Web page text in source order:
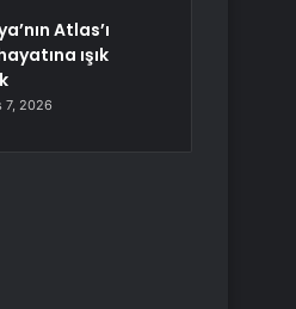
Atlas’ı
ışık
7, 2026